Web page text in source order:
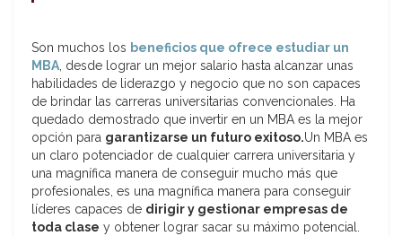
Son muchos los beneficios que ofrece estudiar un
MBA, desde lograr un mejor salario hasta alcanzar unas
habilidades de liderazgo y negocio que no son capaces
de brindar las carreras universitarias convencionales. Ha
quedado demostrado que invertir en un MBA es la mejor
opción para garantizarse un futuro exitoso.Un MBA es
un claro potenciador de cualquier carrera universitaria y
una magnífica manera de conseguir mucho más que
profesionales, es una magnífica manera para conseguir
líderes capaces de dirigir y gestionar empresas de
toda clase y obtener lograr sacar su máximo potencial.